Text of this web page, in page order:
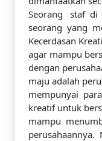
Seorang staf di
seorang yang
Kecerdasan
agar mampu
dengan
maju adalah
mempunyai
kreatif untuk
mampu
perusahaannya.